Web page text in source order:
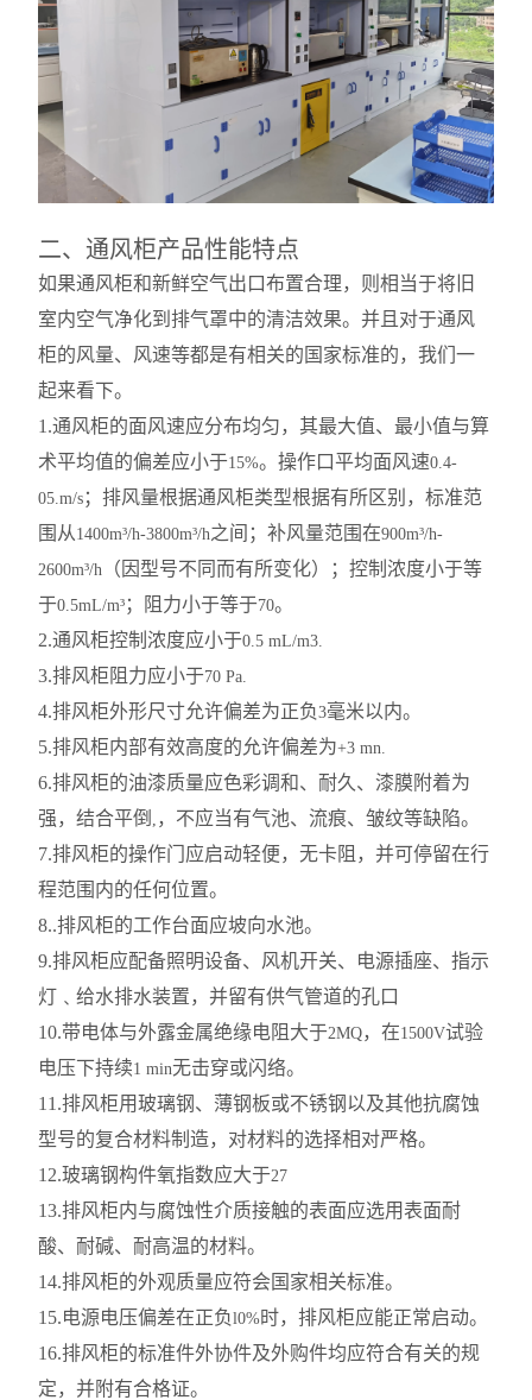
二、通风柜产品性能特点
如果通风柜和新鲜空气出口布置合理，则相当于将旧
室内空气净化到排气罩中的清洁效果。并且对于通风
柜的风量、风速等都是有相关的国家标准的，我们一
起来看下。
1.通风柜的面风速应分布均匀，其最大值、最小值与算
术平均值的偏差应小于15%。操作口平均面风速0.4-
05.m/s ；排风量根据通风柜类型根据有所区别，标准范
围从 1400m³/h-3800m³/h之间；补风量范围在900m³/h-
2600m³/h （因型号不同而有所变化）；控制浓度小于等
于0.5mL/m³ ；阻力小于等于70。
2.通风柜控制浓度应小于0.5 mL/m3.
3.排风柜阻力应小于70 Pa.
4.排风柜外形尺寸允许偏差为正负3毫米以内。
5.排风柜内部有效高度的允许偏差为+3 mn.
6.排风柜的油漆质量应色彩调和、耐久、漆膜附着为
强，结合平倒 , ，不应当有气池、流痕、皱纹等缺陷。
7.排风柜的操作门应启动轻便，无卡阻，并可停留在行
程范围内的任何位置。
8..排风柜的工作台面应坡向水池。
9.排风柜应配备照明设备、风机开关、电源插座、指示
灯﹑给水排水装置，并留有供气管道的孔口
10.带电体与外露金属绝缘电阻大于2MQ，在1500V试验
电压下持续1 min无击穿或闪络。
11.排风柜用玻璃钢、薄钢板或不锈钢以及其他抗腐蚀
型号的复合材料制造，对材料的选择相对严格。
12.玻璃钢构件氧指数应大于27
13.排风柜内与腐蚀性介质接触的表面应选用表面耐
酸、耐碱、耐高温的材料。
14.排风柜的外观质量应符会国家相关标准。
15.电源电压偏差在正负l0%时，排风柜应能正常启动。
16.排风柜的标准件外协件及外购件均应符合有关的规
定，并附有合格证。